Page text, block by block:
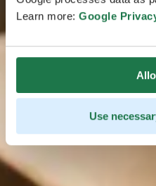
Learn more: Google
Use